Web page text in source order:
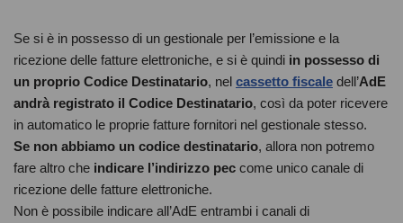
Se si è in possesso di un gestionale per l’emissione e la
ricezione delle fatture elettroniche, e si è quindi in possesso di
un proprio Codice Destinatario, nel cassetto fiscale dell’AdE
andrà registrato il Codice Destinatario, così da poter ricevere
in automatico le proprie fatture fornitori nel gestionale stesso.
Se non abbiamo un codice destinatario, allora non potremo
fare altro che indicare l’indirizzo pec come unico canale di
ricezione delle fatture elettroniche.
Non è possibile indicare all’AdE entrambi i canali di